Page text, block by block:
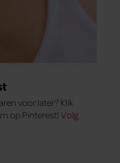
voor later? Klik
op Pinterest!Volg